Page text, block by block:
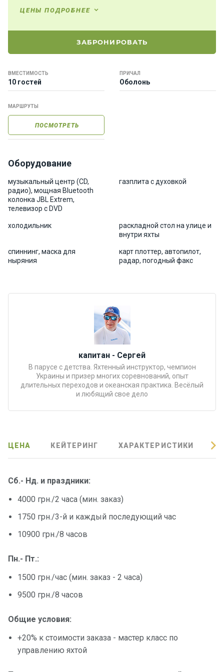
ЦЕНЫ ПОДРОБНЕЕ
ЗАБРОНИРОВАТЬ
ВМЕСТИМОСТЬ
10 гостей
ПРИЧАЛ
Оболонь
МАРШРУТЫ
ПОСМОТРЕТЬ
Оборудование
музыкальный центр (CD,
радио), мощная Bluetooth
колонка JBL Extrem,
телевизор с DVD
газплита с духовкой
холодильник
раскладной стол на улице и
внутри яхты
спиннинг, маска для
ныряния
карт плоттер, автопилот,
радар, погодный факс
капитан - Сергей
В парусе с детства. Яхтенный инструктор, чемпион
Украины и призер многих соревнований, опыт
длительных переходов и океанская практика. Весёлый
и любящий свое дело
ЦЕНА КЕЙТЕРИНГ ХАРАКТЕРИСТИКИ
Сб.- Нд. и праздники:
4000 грн./2 часа (мин. заказ)
1750 грн./3-й и каждый последующий час
10900 грн./8 часов
Пн.- Пт.:
1500 грн./час (мин. заказ - 2 часа)
9500 грн./8 часов
Общие условия:
+20% к стоимости заказа - мастер класс по
управлению яхтой
е
я
а
а
О нас
Програ
ммы
отдыха
чные
сертиф
Отзывы